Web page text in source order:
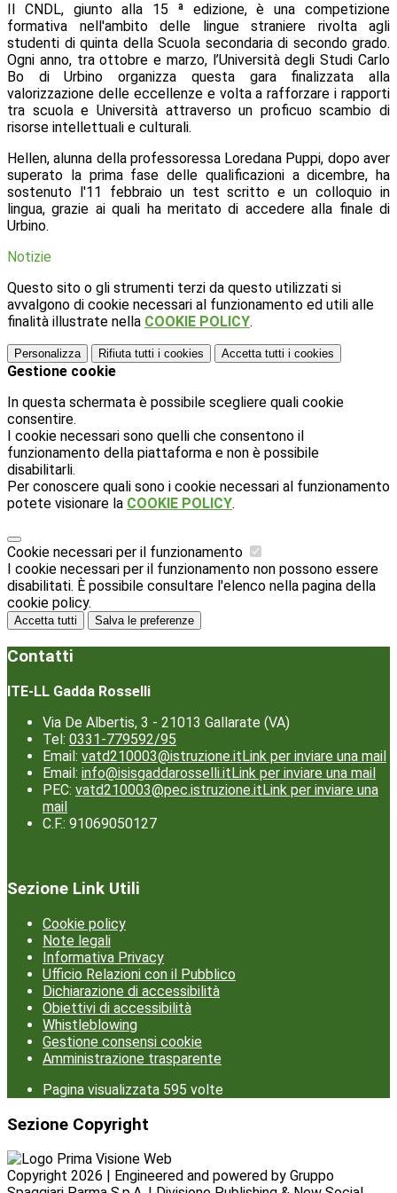
Il CNDL, giunto alla 15 ª edizione, è una competizione
formativa nell'ambito delle lingue straniere rivolta agli
studenti di quinta della Scuola secondaria di secondo grado.
Ogni anno, tra ottobre e marzo, l’Università degli Studi Carlo
Bo di Urbino organizza questa gara finalizzata alla
valorizzazione delle eccellenze e volta a rafforzare i rapporti
tra scuola e Università attraverso un proficuo scambio di
risorse intellettuali e culturali.
Hellen, alunna della professoressa Loredana Puppi, dopo aver
superato la prima fase delle qualificazioni a dicembre, ha
sostenuto l'11 febbraio un test scritto e un colloquio in
lingua, grazie ai quali ha meritato di accedere alla finale di
Urbino.
Notizie
Questo sito o gli strumenti terzi da questo utilizzati si
avvalgono di cookie necessari al funzionamento ed utili alle
finalità illustrate nella COOKIE POLICY.
Personalizza Rifiuta tutti i cookies Accetta tutti i cookies
Gestione cookie
In questa schermata è possibile scegliere quali cookie
consentire.
I cookie necessari sono quelli che consentono il
funzionamento della piattaforma e non è possibile
disabilitarli.
Per conoscere quali sono i cookie necessari al funzionamento
potete visionare la COOKIE POLICY.
Cookie necessari per il funzionamento
I cookie necessari per il funzionamento non possono essere
disabilitati. È possibile consultare l'elenco nella pagina della
cookie policy.
Accetta tutti Salva le preferenze
Contatti
ITE-LL Gadda Rosselli
Via De Albertis, 3 - 21013 Gallarate (VA)
Tel: 0331-779592/95
Email: vatd210003@istruzione.itLink per inviare una mail
Email: info@isisgaddarosselli.itLink per inviare una mail
PEC: vatd210003@pec.istruzione.itLink per inviare una
mail
C.F.: 91069050127
Sezione Link Utili
Cookie policy
Note legali
Informativa Privacy
Ufficio Relazioni con il Pubblico
Dichiarazione di accessibilità
Obiettivi di accessibilità
Whistleblowing
Gestione consensi cookie
Amministrazione trasparente
Pagina visualizzata 595 volte
Sezione Copyright
Copyright 2026 | Engineered and powered by Gruppo